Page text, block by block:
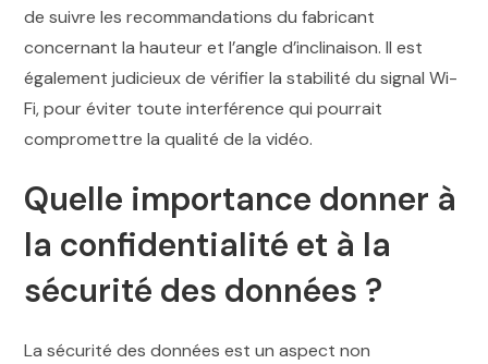
de suivre les recommandations du fabricant
concernant la hauteur et l’angle d’inclinaison. Il est
également judicieux de vérifier la stabilité du signal Wi-
Fi, pour éviter toute interférence qui pourrait
compromettre la qualité de la vidéo.
Quelle importance donner à
la confidentialité et à la
sécurité des données ?
La sécurité des données est un aspect non